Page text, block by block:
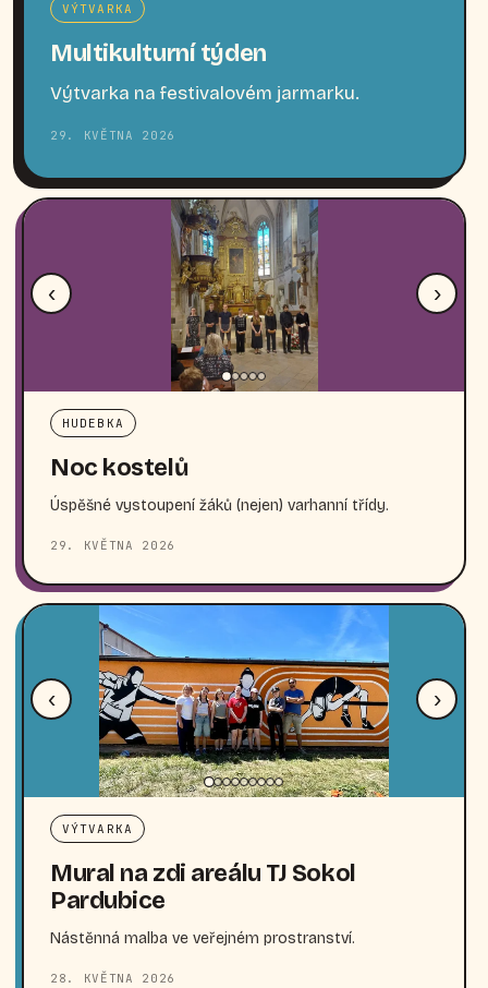
VÝTVARKA
Multikulturní týden
Výtvarka na festivalovém jarmarku.
29. KVĚTNA 2026
‹ ›
HUDEBKA
Noc kostelů
Úspěšné vystoupení žáků (nejen) varhanní třídy.
29. KVĚTNA 2026
‹ ›
VÝTVARKA
Mural na zdi areálu TJ Sokol
Pardubice
Nástěnná malba ve veřejném prostranství.
28. KVĚTNA 2026